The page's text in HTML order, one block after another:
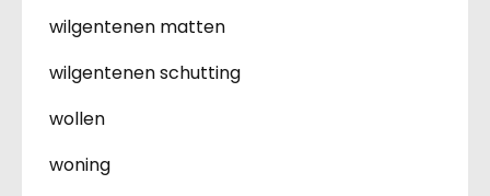
wilgentenen matten
wilgentenen schutting
wollen
woning